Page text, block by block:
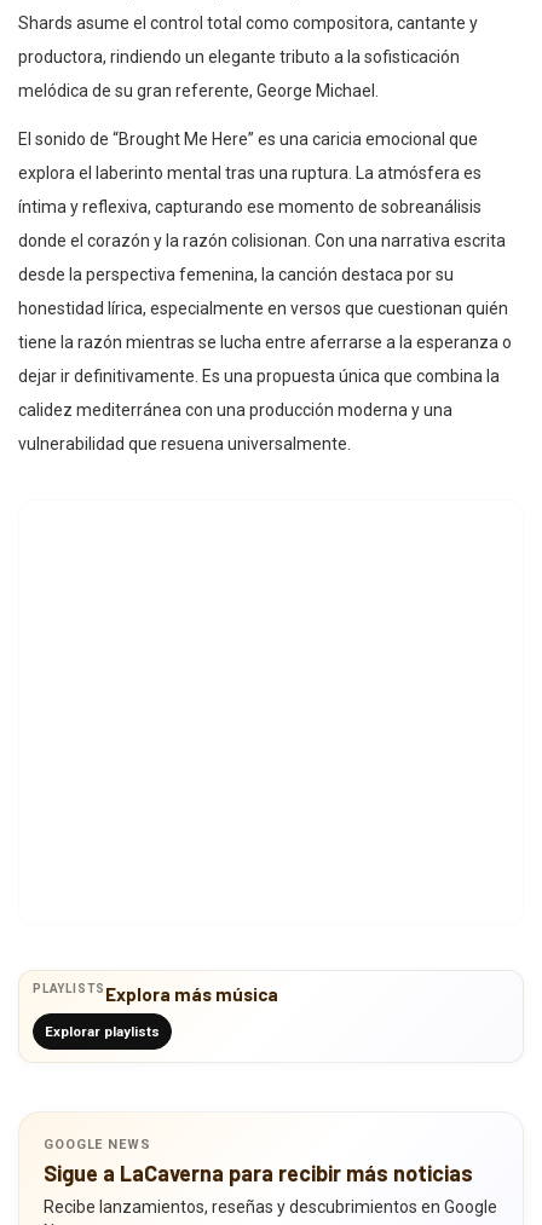
Shards asume el control total como compositora, cantante y
productora, rindiendo un elegante tributo a la sofisticación
melódica de su gran referente, George Michael.
El sonido de “Brought Me Here” es una caricia emocional que
explora el laberinto mental tras una ruptura. La atmósfera es
íntima y reflexiva, capturando ese momento de sobreanálisis
donde el corazón y la razón colisionan. Con una narrativa escrita
desde la perspectiva femenina, la canción destaca por su
honestidad lírica, especialmente en versos que cuestionan quién
tiene la razón mientras se lucha entre aferrarse a la esperanza o
dejar ir definitivamente. Es una propuesta única que combina la
calidez mediterránea con una producción moderna y una
vulnerabilidad que resuena universalmente.
PLAYLISTS Explora más música
Explorar playlists
GOOGLE NEWS
Sigue a LaCaverna para recibir más noticias
Recibe lanzamientos, reseñas y descubrimientos en Google